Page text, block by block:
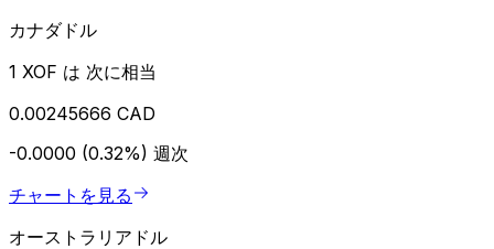
カナダドル
1 XOF は 次に相当
0.00245666 CAD
-0.0000 (0.32%) 週次
チャートを見る
オーストラリアドル